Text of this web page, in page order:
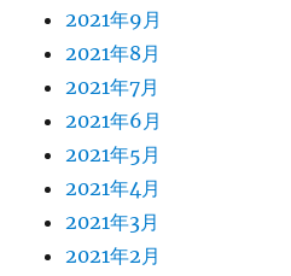
2021年9月
2021年8月
2021年7月
2021年6月
2021年5月
2021年4月
2021年3月
2021年2月